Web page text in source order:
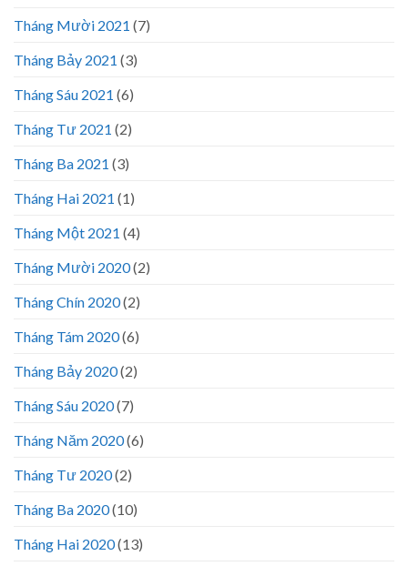
Tháng Mười 2021 (7)
Tháng Bảy 2021 (3)
Tháng Sáu 2021 (6)
Tháng Tư 2021 (2)
Tháng Ba 2021 (3)
Tháng Hai 2021 (1)
Tháng Một 2021 (4)
Tháng Mười 2020(2)
Tháng Chín 2020(2)
Tháng Tám 2020(6)
Tháng Bảy 2020(2)
Tháng Sáu 2020(7)
Tháng Năm 2020(6)
Tháng Tư 2020(2)
Tháng Ba 2020(10)
Tháng Hai 2020(13)